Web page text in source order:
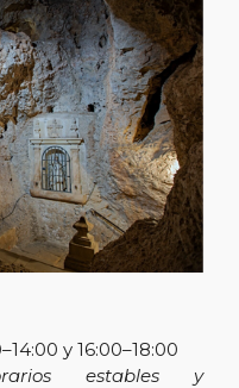
y 16:00–18:00
estables y